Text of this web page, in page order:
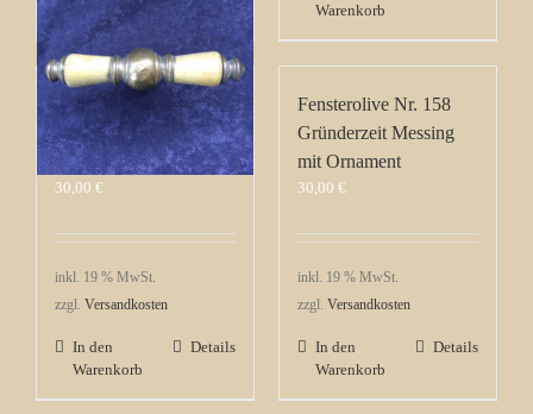
Warenkorb
Warenkorb
Fensterolive Nr. 157
Gründerzeit Messing
vernickelt / Horn
30,00 €
inkl. 19 % MwSt.
zzgl. Versandkosten
In den
Warenkorb
Details
Fensterolive Nr. 158
Gründerzeit Messing
mit Ornament
30,00 €
inkl. 19 % MwSt.
zzgl. Versandkosten
In den
Warenkorb
Details